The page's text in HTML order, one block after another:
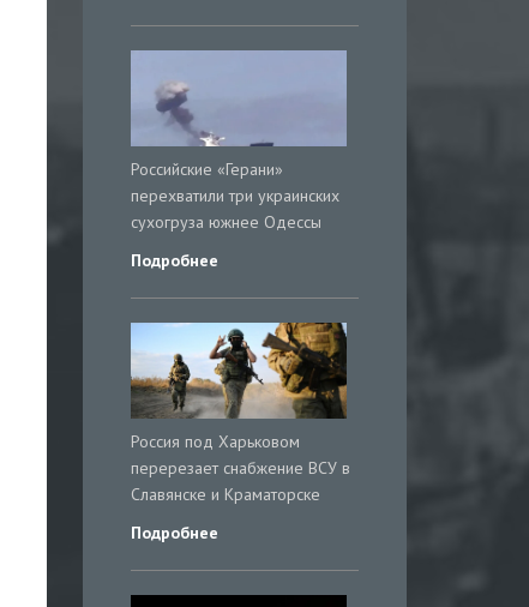
Российские «Герани»
перехватили три украинских
сухогруза южнее Одессы
Подробнее
Россия под Харьковом
перерезает снабжение ВСУ в
Славянске и Краматорске
Подробнее